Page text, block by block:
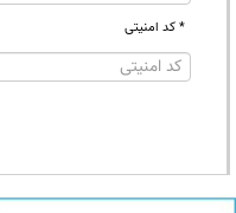
* کد امنیتی